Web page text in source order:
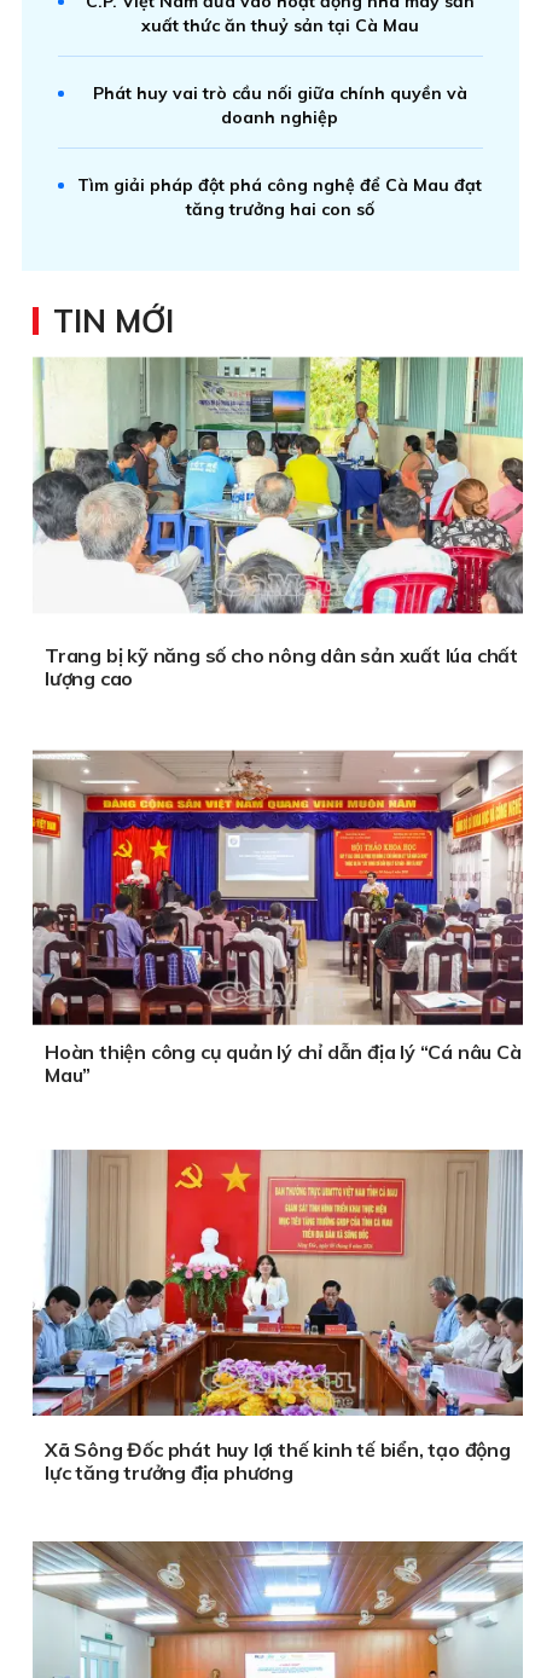
xuất thức ăn thuỷ sản tại Cà Mau
Phát huy vai trò cầu nối giữa chính quyền và
doanh nghiệp
Tìm giải pháp đột phá công nghệ để Cà Mau đạt
tăng trưởng hai con số
TIN MỚI
Trang bị kỹ năng số cho nông dân sản xuất lúa chất
lượng cao
Hoàn thiện công cụ quản lý chỉ dẫn địa lý “Cá nâu Cà
Mau”
Xã Sông Đốc phát huy lợi thế kinh tế biển, tạo động
lực tăng trưởng địa phương